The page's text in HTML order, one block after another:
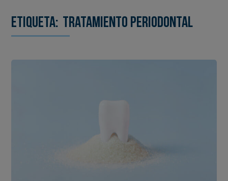
Etiqueta: tratamiento periodontal